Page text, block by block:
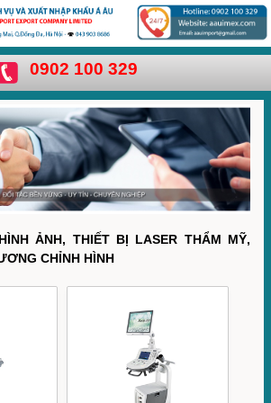
0902 100 329
ẢNH, THIẾT BỊ LASER THẨM MỸ,
CHỈNH HÌNH